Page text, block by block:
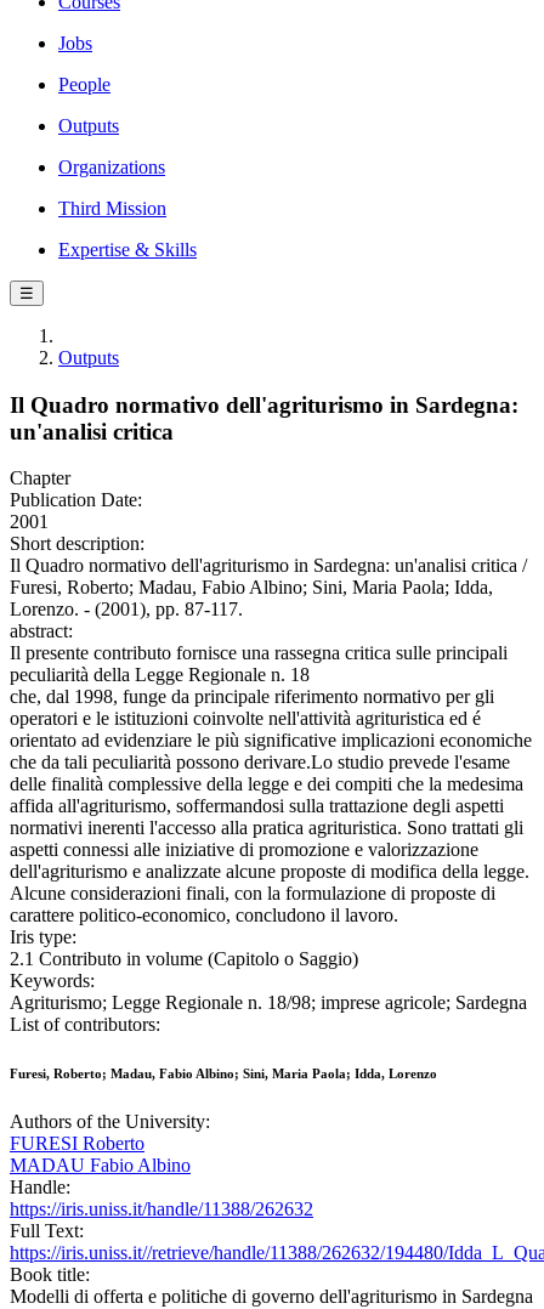
Jobs
People
Outputs
Organizations
Third Mission
Expertise & Skills
☰
Outputs
Il Quadro normativo dell'agriturismo in Sardegna:
un'analisi critica
Chapter
Publication Date:
2001
Short description:
Il Quadro normativo dell'agriturismo in Sardegna: un'analisi critica /
Furesi, Roberto; Madau, Fabio Albino; Sini, Maria Paola; Idda,
Lorenzo. - (2001), pp. 87-117.
abstract:
Il presente contributo fornisce una rassegna critica sulle principali
peculiarità della Legge Regionale n. 18
che, dal 1998, funge da principale riferimento normativo per gli
operatori e le istituzioni coinvolte nell'attività agrituristica ed é
orientato ad evidenziare le più significative implicazioni economiche
che da tali peculiarità possono derivare.Lo studio prevede l'esame
delle finalità complessive della legge e dei compiti che la medesima
affida all'agriturismo, soffermandosi sulla trattazione degli aspetti
normativi inerenti l'accesso alla pratica agrituristica. Sono trattati gli
aspetti connessi alle iniziative di promozione e valorizzazione
dell'agriturismo e analizzate alcune proposte di modifica della legge.
Alcune considerazioni finali, con la formulazione di proposte di
carattere politico-economico, concludono il lavoro.
Iris type:
2.1 Contributo in volume (Capitolo o Saggio)
Keywords:
Agriturismo; Legge Regionale n. 18/98; imprese agricole; Sardegna
List of contributors:
Furesi, Roberto; Madau, Fabio Albino; Sini, Maria Paola; Idda, Lorenzo
Authors of the University:
FURESI Roberto
MADAU Fabio Albino
Handle:
https://iris.uniss.it/handle/11388/262632
Full Text:
https://iris.uniss.it//retrieve/handle/11388/262632/194480/
Book title:
Modelli di offerta e politiche di governo dell'agriturismo in Sardegna